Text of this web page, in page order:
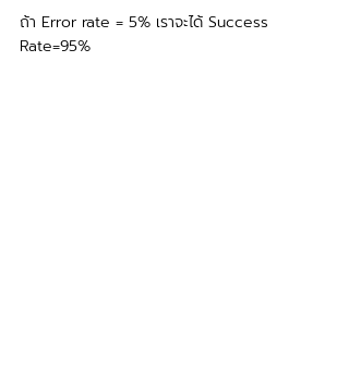
ถ้า Error rate = 5% เราจะได้ Success
Rate=95%